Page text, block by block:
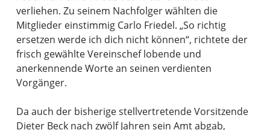
verliehen. Zu seinem Nachfolger wählten die
Mitglieder einstimmig Carlo Friedel. „So richtig
ersetzen werde ich dich nicht können“, richtete der
frisch gewählte Vereinschef lobende und
anerkennende Worte an seinen verdienten
Vorgänger.
Da auch der bisherige stellvertretende Vorsitzende
Dieter Beck nach zwölf Jahren sein Amt abgab,